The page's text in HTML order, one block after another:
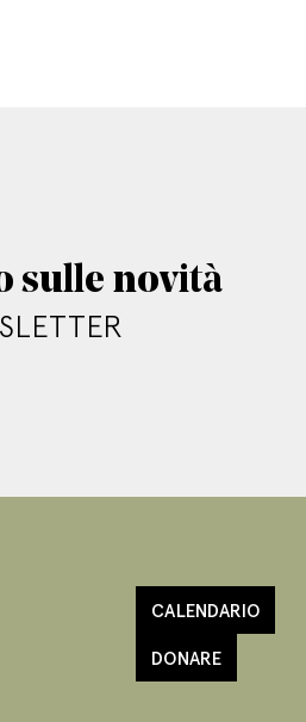
sulle novità
CALENDARIO
DONARE